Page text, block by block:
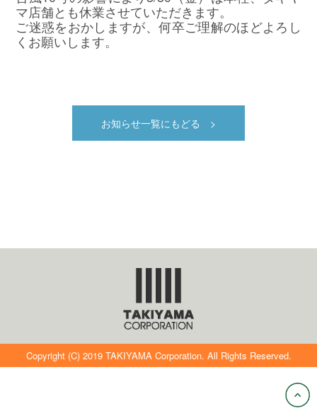
お問合せ
マ店舗とも休業させていただきます。
ご迷惑をおかしますが、何卒ご理解のほどよろし
くお願いします。
お知らせ一覧にもどる >
Copyright (C) 2019 TAKIYAMA Corporation. All Rights Reserved.